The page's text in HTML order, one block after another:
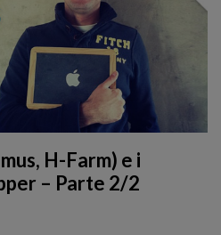
H-Farm) e i
– Parte 2/2